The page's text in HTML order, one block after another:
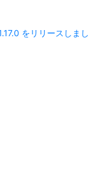
をリリースしまし